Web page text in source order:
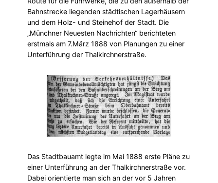
Bahnstrecke liegenden städtischen Lagerhäusern
und dem Holz- und Steinehof der Stadt. Die
„Münchner Neuesten Nachrichten“ berichteten
erstmals am 7.März 1888 von Planungen zu einer
Unterführung der Thalkirchnerstraße.
Das Stadtbauamt legte im Mai 1888 erste Pläne zu
einer Unterführung an der Thalkirchnerstraße vor.
Dabei orientierte man sich an der vor 5 Jahren